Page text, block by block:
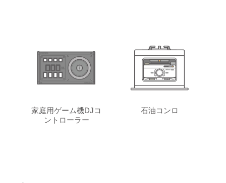
家庭用ゲーム機DJコ
ントローラー
石油コンロ